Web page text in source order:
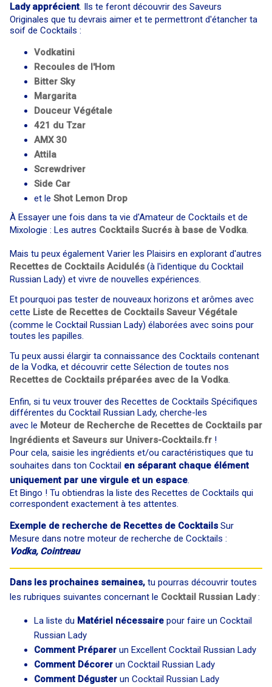
Lady apprécient. Ils te feront découvrir des Saveurs
Originales que tu devrais aimer et te permettront d'étancher ta
soif de Cocktails :
Vodkatini
Recoules de l'Hom
Bitter Sky
Margarita
Douceur Végétale
421 du Tzar
AMX 30
Attila
Screwdriver
Side Car
et le Shot Lemon Drop
À Essayer une fois dans ta vie d'Amateur de Cocktails et de
Mixologie : Les autres Cocktails Sucrés à base de Vodka.
Mais tu peux également Varier les Plaisirs en explorant d'autres
Recettes de Cocktails Acidulés (à l'identique du Cocktail
Russian Lady) et vivre de nouvelles expériences.
Et pourquoi pas tester de nouveaux horizons et arômes avec
cette Liste de Recettes de Cocktails Saveur Végétale
(comme le Cocktail Russian Lady) élaborées avec soins pour
toutes les papilles.
Tu peux aussi élargir ta connaissance des Cocktails contenant
de la Vodka, et découvrir cette Sélection de toutes nos
Recettes de Cocktails préparées avec de la Vodka.
Enfin, si tu veux trouver des Recettes de Cocktails Spécifiques
différentes du Cocktail Russian Lady, cherche-les
avec le Moteur de Recherche de Recettes de Cocktails par
Ingrédients et Saveurs sur Univers-Cocktails.fr !
Pour cela, saisie les ingrédients et/ou caractéristiques que tu
souhaites dans ton Cocktail en séparant chaque élément
uniquement par une virgule et un espace.
Et Bingo ! Tu obtiendras la liste des Recettes de Cocktails qui
correspondent exactement à tes attentes.
Exemple de recherche de Recettes de Cocktails Sur
Mesure dans notre moteur de recherche de Cocktails :
Vodka, Cointreau
Dans les prochaines semaines, tu pourras découvrir toutes
les rubriques suivantes concernant le Cocktail Russian Lady:
La liste du Matériel nécessaire pour faire un Cocktail
Russian Lady
Comment Préparer un Excellent Cocktail Russian Lady
Comment Décorer un Cocktail Russian Lady
Comment Déguster un Cocktail Russian Lady